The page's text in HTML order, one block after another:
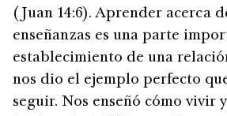
(Juan 14:6). Aprender acerca
enseñanzas es una parte
establecimiento de una
nos dio el ejemplo perfecto
seguir. Nos enseñó cómo vivir